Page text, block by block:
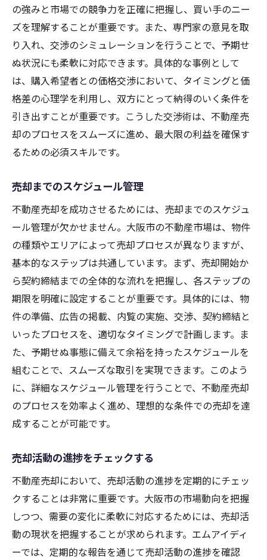
の強みと市場での競争力を正確に把握し、買い手のニー
ズを理解することが重要です。また、専門家の意見を取
り入れ、交渉のシミュレーションを行うことで、予期せ
ぬ状況にも柔軟に対応できます。具体的な事例として
は、購入希望者との価格交渉において、タイミングと価
格差の心理学を利用し、双方にとって納得のいく条件を
引き出すことが重要です。こうした交渉術は、不動産売
却のプロセスをスムーズに進め、最大限の利益を確保す
るための必須スキルです。
売却までのスケジュール管理
不動産売却を成功させるためには、売却までのスケジュ
ール管理が欠かせません。大阪市の不動産市場は、物件
の種類やエリアによって売却プロセスが異なりますが、
基本的なステップは共通しています。まず、売却開始か
ら契約締結までの全体的な流れを把握し、各ステップの
期限を明確に設定することが重要です。具体的には、物
件の準備、広告の掲載、内覧の実施、交渉、契約締結と
いったプロセスを、適切なタイミングで計画します。ま
た、予期せぬ事態に備えて余裕を持ったスケジュールを
組むことで、スムーズな取引を実現できます。このよう
に、詳細なスケジュール管理を行うことで、不動産売却
のプロセスを効率よく進め、理想的な条件での売却を達
成することが可能です。
売却活動の進捗をチェックする
不動産売却において、売却活動の進捗を定期的にチェッ
クすることは非常に重要です。大阪市の市場動向を把握
しつつ、需要の変化に柔軟に対応するためには、売却活
動の現状を把握することが求められます。エムアイディ
ーでは、定期的な報告を通じて売却活動の進捗を確認